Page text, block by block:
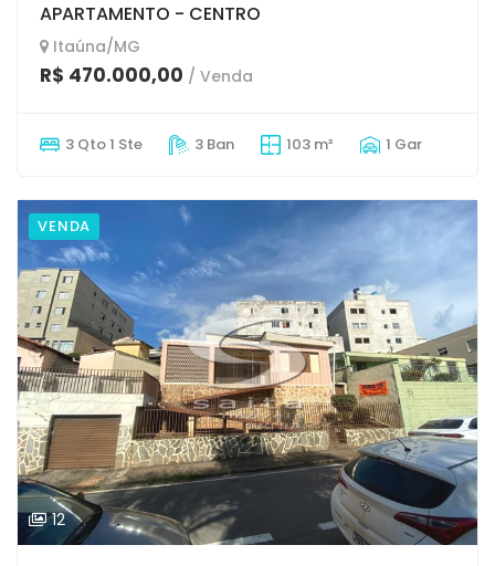
APARTAMENTO - CENTRO
Itaúna/MG
R$ 470.000,00 / Venda
3 Qto 1 Ste 3 Ban 103 m² 1 Gar
VENDA
12